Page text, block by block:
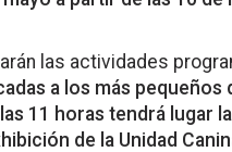
las actividades
a los más pequeños
11 horas tendrá lugar
de la Unidad